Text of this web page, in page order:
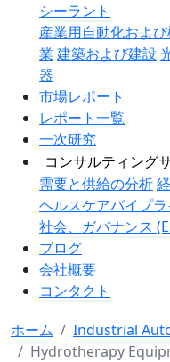
シーラント
産業用自動化およ
業 建築および建設
器
市場レポート
レポート一覧
一次研究
コンサルティング
需要と供給の分析
ヘルスケアパイプ
社会、ガバナンス
ブログ
会社概要
コンタクト
ホーム
Industrial
Hydrotherapy